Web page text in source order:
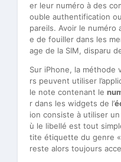
er leur numéro à des
ouble authentification
pareils. Avoir le numéro
e de fouiller dans les
age de la SIM, disparu
Sur iPhone, la méthode
rs peuvent utiliser
le note contenant le
r dans les widgets de l’
ion consiste à utiliser
ù le libellé est tout
tite étiquette du genre
reste alors toujours